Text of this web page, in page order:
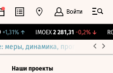
Войти
+1,31%↑ IMOEX 2 281,31 -0,2%↓
меры, динамика, прогнозы
Наши проекты